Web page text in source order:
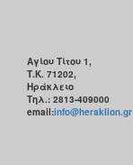
Αγίου Τίτου 1,
Τ.Κ. 71202,
Ηράκλειο
Τηλ.: 2813-409000
email:info@heraklion.gr